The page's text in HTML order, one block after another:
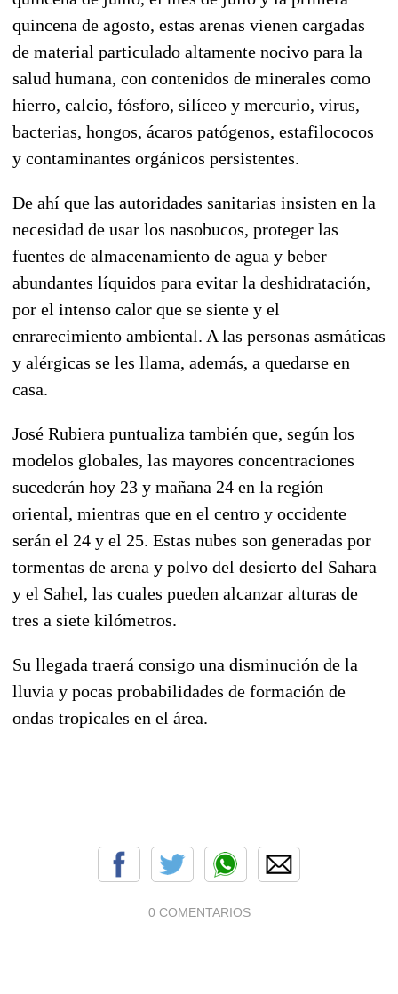
quincena de agosto, estas arenas vienen cargadas
de material particulado altamente nocivo para la
salud humana, con contenidos de minerales como
hierro, calcio, fósforo, silíceo y mercurio, virus,
bacterias, hongos, ácaros patógenos, estafilococos
y contaminantes orgánicos persistentes.
De ahí que las autoridades sanitarias insisten en la
necesidad de usar los nasobucos, proteger las
fuentes de almacenamiento de agua y beber
abundantes líquidos para evitar la deshidratación,
por el intenso calor que se siente y el
enrarecimiento ambiental. A las personas asmáticas
y alérgicas se les llama, además, a quedarse en
casa.
José Rubiera puntualiza también que, según los
modelos globales, las mayores concentraciones
sucederán hoy 23 y mañana 24 en la región
oriental, mientras que en el centro y occidente
serán el 24 y el 25. Estas nubes son generadas por
tormentas de arena y polvo del desierto del Sahara
y el Sahel, las cuales pueden alcanzar alturas de
tres a siete kilómetros.
Su llegada traerá consigo una disminución de la
lluvia y pocas probabilidades de formación de
ondas tropicales en el área.
0 COMENTARIOS